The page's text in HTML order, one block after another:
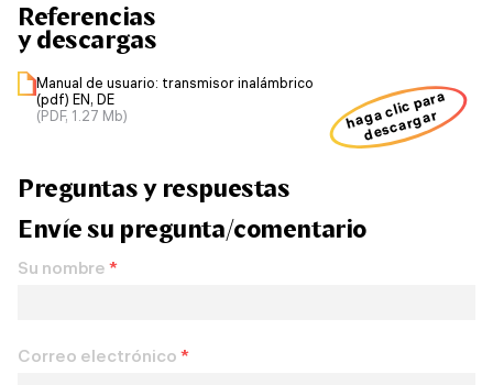
Referencias
y descargas
Manual de usuario: transmisor inalámbrico
(pdf) EN, DE
(PDF, 1.27 Mb)
haga clic para
descargar
Preguntas y respuestas
Envíe su pregunta/comentario
Su nombre *
Correo electrónico *